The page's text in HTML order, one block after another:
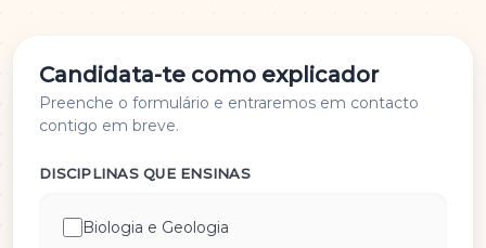
Candidata-te como explicador
Preenche o formulário e entraremos em contacto
contigo em breve.
DISCIPLINAS QUE ENSINAS
Biologia e Geologia